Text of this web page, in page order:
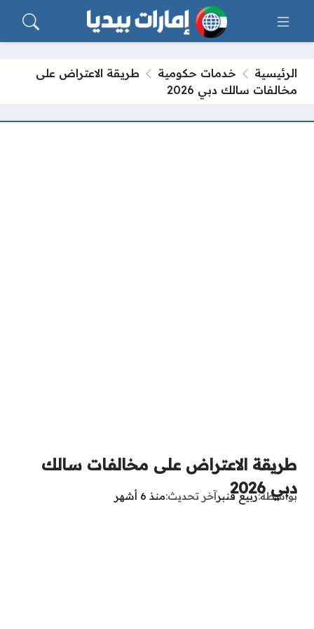
الرئيسية خدمات حكومية
طريقة الاعتراض على
مخالفات سالك دبي 2026
طريقة الاعتراض على مخالفات سالك
دبي 2026
بواسطة ربيع قنبرآخر تحديث منذ 6 أشهر